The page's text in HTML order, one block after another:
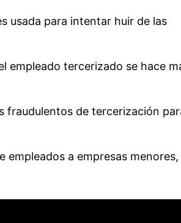
usada para intentar huir de las
empleado tercerizado se hace
fraudulentos de tercerización
a empresas menores,